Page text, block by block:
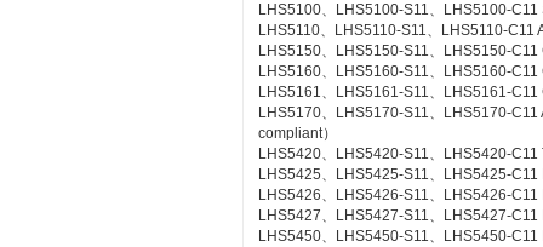
LHS5100、LHS5100-S11、LHS5100-
LHS5110、LHS5110-S11、LHS5110-C11
LHS5150、LHS5150-S11、LHS5150-
LHS5160、LHS5160-S11、LHS5160-
LHS5161、LHS5161-S11、LHS5161-
LHS5170、LHS5170-S11、LHS5170-
compliant）
LHS5420、LHS5420-S11、LHS5420-C11
LHS5425、LHS5425-S11、LHS5425-
LHS5426、LHS5426-S11、LHS5426-
LHS5427、LHS5427-S11、LHS5427-
LHS5450、LHS5450-S11、LHS5450-